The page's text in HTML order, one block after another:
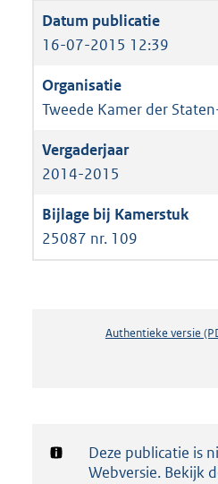
16-07-2015 12:39
Tweede Kamer der
2014-2015
25087 nr. 109
Authentieke versie
Notificatie:
Deze publicatie is
Webversie. Bekijk